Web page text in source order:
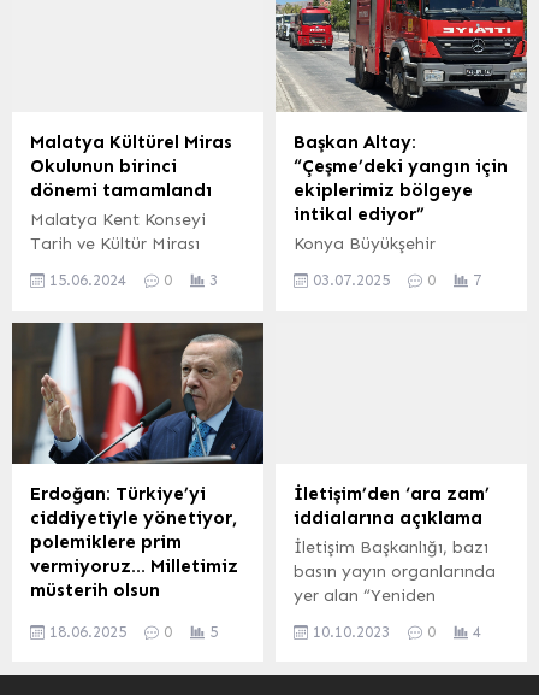
sağlayacak.
Muğla’nın tüm köyleri tek
tek ziyaret edilerek
toplanan Muğla’ya özgü
tatlar ve her sayfada yer
alan barkodla videolu
tariflerin yer aldığı önemli
bir eser olarak
vatandaşlara sunulacak.
MUĞLA (İGFA) –
Çalışmalarına 2009 yılında
başlanan,...
Malatya Kültürel Miras
Okulunun birinci
dönemi tamamlandı
Malatya Kent Konseyi
Tarih ve Kültür Mirası
başlatılan Malatya
derslerinin birinci dönemi
sona erdi. MALATYA
(İGFA) – Malatya Kent
Konseyi Tarih ve Kültür
Mirası Çalışma Grubu
Temsilcisi Tarihçi – Yazar
Orhan Tuğrulca ilk
dönemin sona ermesi ile
birlikte bir açıklamada
bulundu. Malatya Kent
Konseyi Toplantı...
15.06.2024 0 3
Başkan Altay:
“Çeşme’deki yangın için
ekiplerimiz bölgeye
intikal ediyor”
Konya Büyükşehir
İbrahim Altay, İzmir’in
destek ekiplerinin
Konya’dan bölgeye
gittiğini söyledi.
03.07.2025 0 7
Erdoğan: Türkiye’yi
ciddiyetiyle yönetiyor,
polemiklere prim
vermiyoruz… Milletimiz
müsterih olsun
sosyal medya
18.06.2025 0 5
İletişim’den ‘ara zam’
iddialarına açıklama
İletişim Başkanlığı, bazı
basın yayın organlarında
yer alan “Yeniden
oldu. Tüm vergi, ceza,
10.10.2023 0 4